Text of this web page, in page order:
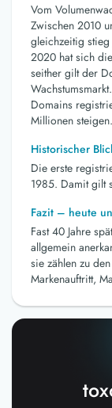
Vom
Zwischen 2010
gleichzeitig
2020 hat sich
seither gilt der
Domains
Millionen steigen.
Historischer
Die erste
1985. Damit gilt
Fazit – heute
Fast 40 Jahre
allgemein
sie zählen zu
Markenauftritt,